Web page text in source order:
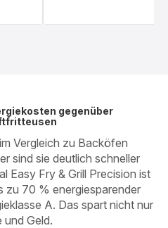
gegenüber
Vergleich zu Backöfen
sind sie deutlich schneller
Easy Fry & Grill Precision ist
zu 70 % energiesparender
A. Das spart nicht nur
und Geld.